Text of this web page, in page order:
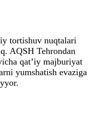
tortishuv nuqtalari
AQSH Tehrondan
qat’iy majburiyat
yumshatish evaziga